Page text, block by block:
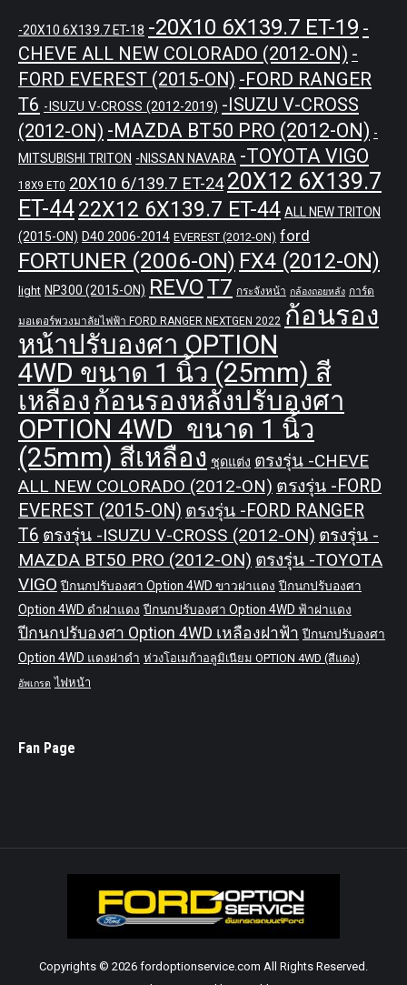
-20X10 6X139.7 ET-18 -20X10 6X139.7 ET-19 -
CHEVE ALL NEW COLORADO (2012-ON) -
FORD EVEREST (2015-ON) -FORD RANGER
T6 -ISUZU V-CROSS (2012-2019) -ISUZU V-CROSS
(2012-ON) -MAZDA BT50 PRO (2012-ON) -
MITSUBISHI TRITON -NISSAN NAVARA -TOYOTA VIGO
18X9 ET0 20X10 6/139.7 ET-24 20X12 6X139.7
ET-4422X12 6X139.7 ET-44 ALL NEW TRITON
(2015-ON) D40 2006-2014 EVEREST (2012-ON) ford
FORTUNER (2006-ON) FX4 (2012-ON)
light NP300 (2015-ON) REVOT7 กระจังหน้า กล้องถอยหลัง การ์ด
มอเตอร์พวงมาลัยไฟฟ้า FORD RANGER NEXTGEN 2022 ก้อนรอง
หน้าปรับองศา OPTION
4WD ขนาด 1 นิ้ว (25mm) สี
เหลือง ก้อนรองหลังปรับองศา
OPTION 4WD ขนาด 1 นิ้ว
(25mm) สีเหลือง ชุดแต่ง ตรงรุ่น -CHEVE
ALL NEW COLORADO (2012-ON) ตรงรุ่น -FORD
EVEREST (2015-ON) ตรงรุ่น -FORD RANGER
T6 ตรงรุ่น -ISUZU V-CROSS (2012-ON) ตรงรุ่น -
MAZDA BT50 PRO (2012-ON) ตรงรุ่น -TOYOTA
VIGO ปีกนกปรับองศา Option 4WD ขาวฝาแดง ปีกนกปรับองศา
Option 4WD ดำฝาแดง ปีกนกปรับองศา Option 4WD ฟ้าฝาแดง
ปีกนกปรับองศา Option 4WD เหลืองฝาฟ้า ปีกนกปรับองศา
Option 4WD แดงฝาดำ ห่วงโอเมก้าอลูมิเนียม OPTION 4WD (สีแดง)
อัพเกรด ไฟหน้า
Fan Page
Copyrights © 2026 fordoptionservice.com All Rights Reserved.